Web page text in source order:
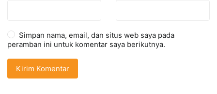
Simpan nama, email, dan situs web saya pada
peramban ini untuk komentar saya berikutnya.